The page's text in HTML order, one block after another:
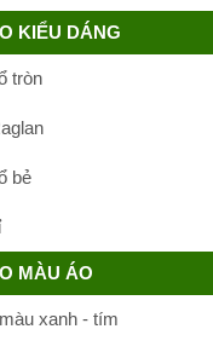
KIỂU DÁNG
tròn
bẻ
MÀU ÁO
xanh - tím